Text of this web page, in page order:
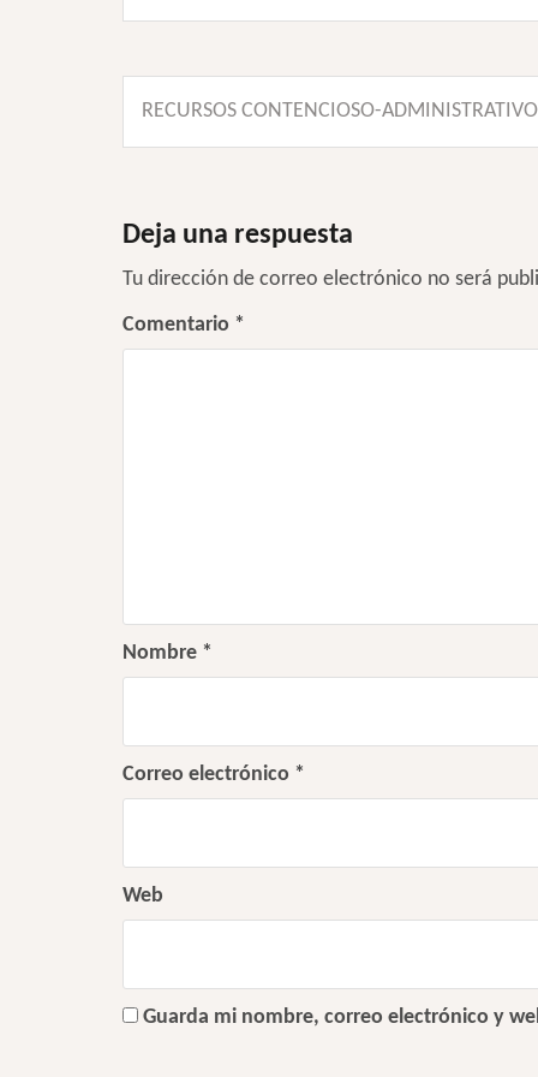
Navegación
RECURSOS CONTENCIOSO-
Deja una respuesta
Tu dirección de correo electrónico no será
Comentario *
Nombre *
Correo electrónico *
Web
Guarda mi nombre, correo electrónico y